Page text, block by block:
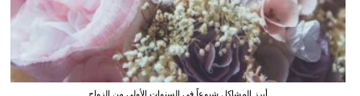
أبرز المشاكل شيوعاً في السنوات الأولى من الزواج